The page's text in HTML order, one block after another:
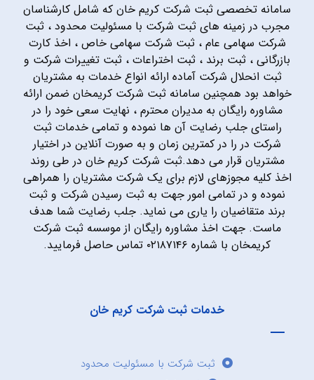
سامانه تخصصی ثبت شرکت کریم خان که شامل کارشناسان
مجرب در زمینه های ثبت شرکت با مسئولیت محدود ، ثبت
شرکت سهامی عام ، ثبت شرکت سهامی خاص ، اخذ کارت
بازرگانی ، ثبت برند ، ثبت اختراعات ، ثبت تغییرات شرکت و
ثبت انحلال شرکت آماده ارائه انواع خدمات به مشتریان
خواهد بود همچنین سامانه ثبت شرکت کریمخان ضمن ارائه
مشاوره رایگان به مدیران محترم ، نهایت سعی خود را در
راستای جلب رضایت آن ها نموده و تمامی خدمات ثبت
شرکت در را در کمترین زمان و به صورت آنلاین در اختیار
مشتریان قرار می دهد.ثبت شرکت کریم خان در طی روند
اخذ کلیه مجوزهای لازم برای یک شرکت مشتریان را همراهی
نموده و در تمامی امور جهت به ثبت رسیدن شرکت و ثبت
برند متقاضیان را یاری می نماید. جلب رضایت شما هدف
ماست. جهت اخذ مشاوره رایگان از موسسه ثبت شرکت
کریمخان با شماره ۰۲۱۸۷۱۴۶ تماس حاصل فرمایید.
خدمات ثبت شرکت کریم خان
ثبت شرکت با مسئولیت محدود